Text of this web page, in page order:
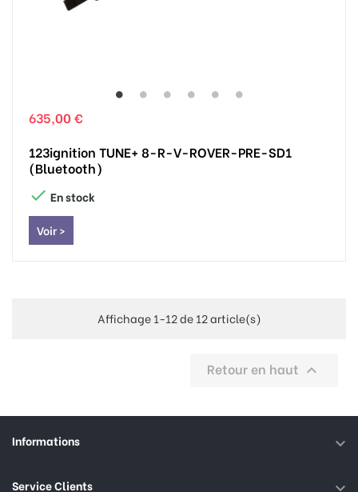
635,00 €
123ignition TUNE+ 8-R-V-ROVER-PRE-SD1
(Bluetooth)
 En stock
Voir >
Affichage 1-12 de 12 article(s)
Retour en haut 
Informations 
Service Clients